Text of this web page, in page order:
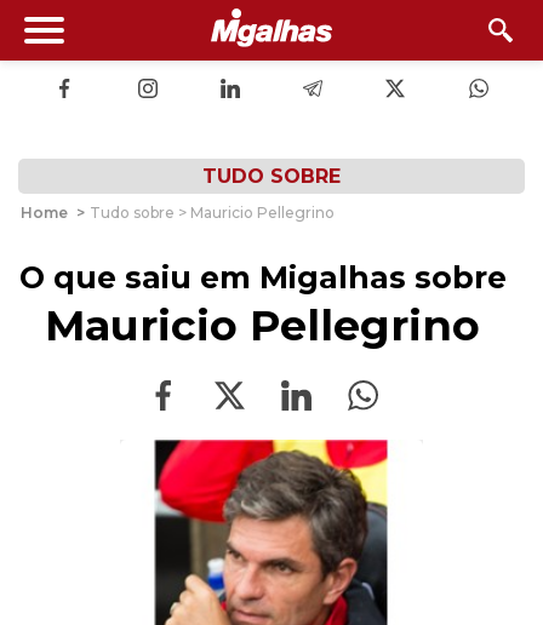
TUDO SOBRE
Home > Tudo sobre > Mauricio Pellegrino
O que saiu em Migalhas sobre
Mauricio Pellegrino